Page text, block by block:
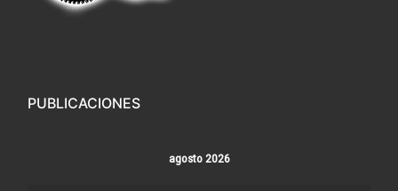
PUBLICACIONES
agosto 2026